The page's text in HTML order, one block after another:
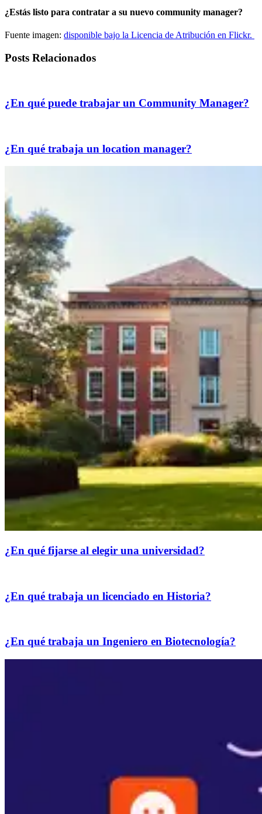
¿Estás listo para contratar a su nuevo community manager?
Fuente imagen: disponible bajo la Licencia de Atribución en Flickr.
Posts Relacionados
¿En qué puede trabajar un Community Manager?
¿En qué trabaja un location manager?
¿En qué fijarse al elegir una universidad?
¿En qué trabaja un licenciado en Historia?
¿En qué trabaja un Ingeniero en Biotecnología?